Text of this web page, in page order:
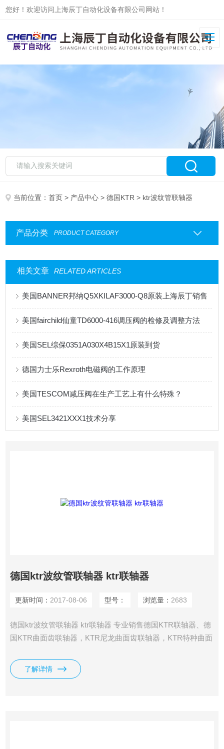
您好！欢迎访问上海辰丁自动化设备有限公司网站！
当前位置：首页 > 产品中心 >德国KTR > ktr波纹管联轴器
产品分类 PRODUCT CATEGORY
相关文章 RELATED ARTICLES
美国BANNER邦纳Q5XKILAF3000-Q8原装上海辰丁销售
美国fairchild仙童TD6000-416调压阀的检修及调整方法
美国SEL综保0351A030X4B15X1原装到货
德国力士乐Rexroth电磁阀的工作原理
美国TESCOM减压阀在生产工艺上有什么特殊？
美国SEL3421XXX1技术分享
德国ktr波纹管联轴器 ktr联轴器
更新时间： 2017-08-06 型号： 浏览量： 2683
德国ktr波纹管联轴器 ktr联轴器 专业销售德国KTR联轴器、德
国KTR曲面齿联轴器，KTR尼龙曲面齿联轴器，KTR特种曲面
KTR力矩转速检测仪及其他KTR相关产品。
了解详情